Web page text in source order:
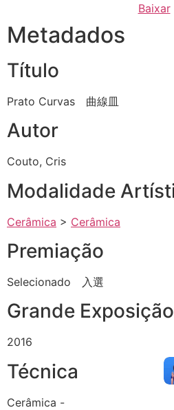
Baixar
Metadados
Título
Prato Curvas 曲線皿
Autor
Couto, Cris
Modalidade
Cerâmica > Cerâmica
Premiação
Selecionado 入選
Grande
2016
Técnica
Cerâmica -